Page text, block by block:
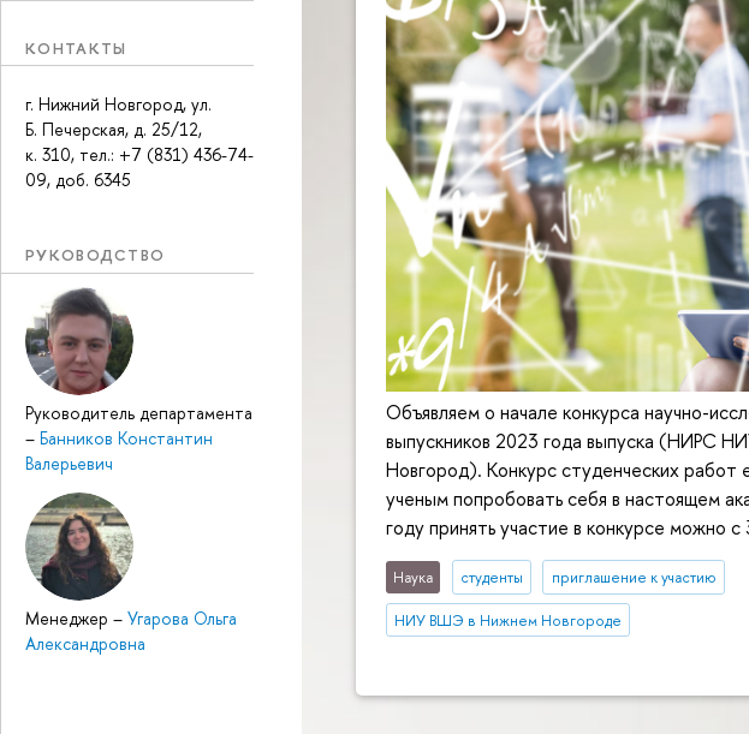
КОНТАКТЫ
г. Нижний Новгород, ул.
Б. Печерская, д. 25/12,
к. 310, тел.: +7 (831) 436-74-
09, доб. 6345
РУКОВОДСТВО
Руководитель департамента
– Банников Константин
Валерьевич
Менеджер – Угарова Ольга
Александровна
Объявляем о начале конкурса научно-
выпускников 2023 года выпуска (НИРС
Новгород). Конкурс студенческих
ученым попробовать себя в настоящем
году принять участие в конкурсе можно
Наука студенты приглашение к участию
НИУ ВШЭ в Нижнем Новгороде